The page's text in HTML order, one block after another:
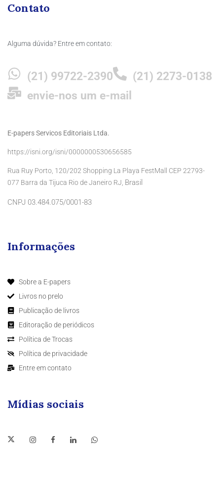
Contato
Alguma dúvida? Entre em contato:
(21) 99722-2390
(21) 2273-0138
envie-nos um e-mail
E-papers Servicos Editoriais Ltda.
https://isni.org/isni/0000000530656585
Rua Ruy Porto, 120/202 Shopping La Playa FestMall CEP 22793-
077 Barra da Tijuca Rio de Janeiro RJ, Brasil
CNPJ 03.484.075/0001-83
Informações
Sobre a E-papers
Livros no prelo
Publicação de livros
Editoração de periódicos
Política de Trocas
Política de privacidade
Entre em contato
Mídias sociais